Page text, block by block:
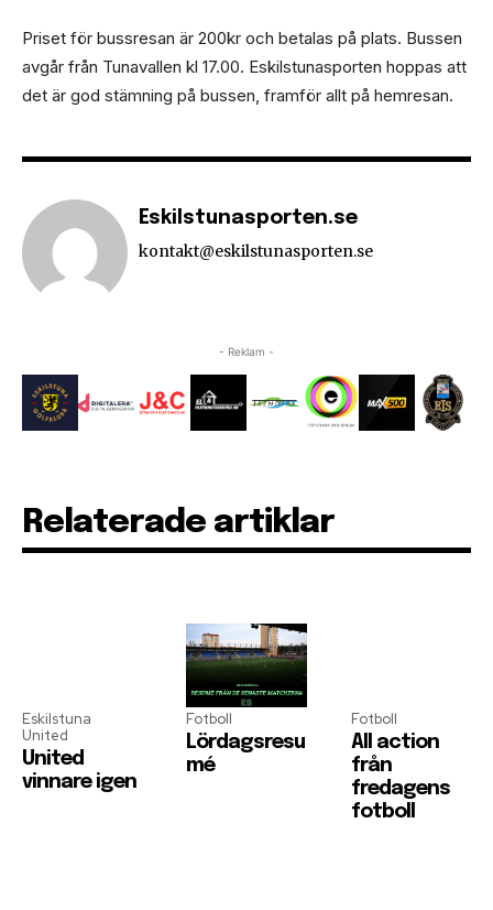
Priset för bussresan är 200kr och betalas på plats. Bussen
avgår från Tunavallen kl 17.00. Eskilstunasporten hoppas att
det är god stämning på bussen, framför allt på hemresan.
Eskilstunasporten.se
kontakt@eskilstunasporten.se
- Reklam -
Relaterade artiklar
Eskilstuna
United
United
vinnare igen
Fotboll
Lördagsresu
mé
Fotboll
All action
från
fredagens
fotboll